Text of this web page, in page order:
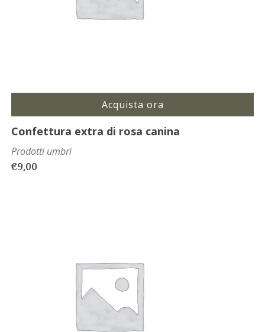
Acquista ora
Confettura extra di rosa canina
Prodotti umbri
€9,00